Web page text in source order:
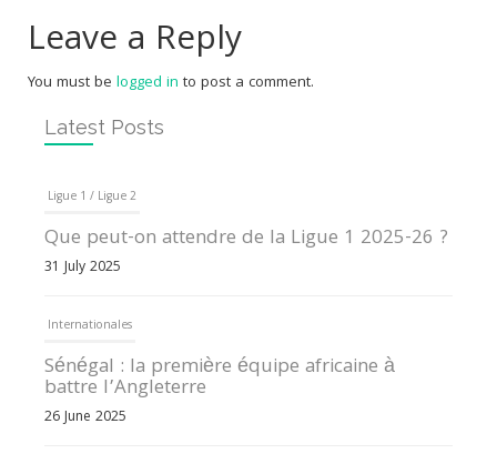
Leave a Reply
You must be logged in to post a comment.
Latest Posts
Ligue 1 / Ligue 2
Que peut-on attendre de la Ligue 1 2025-26 ?
31 July 2025
Internationales
Sénégal : la première équipe africaine à
battre l’Angleterre
26 June 2025